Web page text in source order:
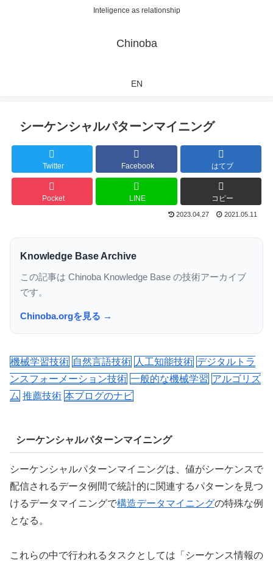
Inteligence as relationship
Chinoba
EN
シーケンシャルパターンマイニング
Twitter Facebook はてブ
Pocket LINE コピー
2023.04.27 2021.05.11
Knowledge Base Archive
この記事は Chinoba Knowledge Base の技術アーカイブ
です。
Chinoba.orgを見る →
機械学習技術 自然言語技術 人工知能技術 デジタルトラ
ンスフォーメーション技術 一般的な機械学習 アルゴリズ
ム 推薦技術 本ブログのナビ
シーケンシャルパターンマイニング
シーケンシャルパターンマイニングは、値がシーケンスで
配信されるデータ例間で統計的に関連するパターンを見つ
けるデータマイニングで構造データマイニングの特殊な例
となる。
これらの中で行われるタスクとしては「シーケンス情報の